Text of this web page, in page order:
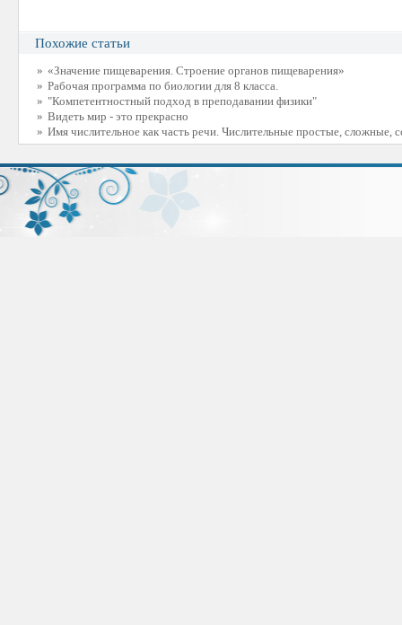
Похожие статьи
» «Значение пищеварения. Строение органов пищеварения»
» Рабочая программа по биологии для 8 класса.
» "Компетентностный подход в преподавании физики"
» Видеть мир - это прекрасно
» Имя числительное как часть речи. Числительные простые, сложные,